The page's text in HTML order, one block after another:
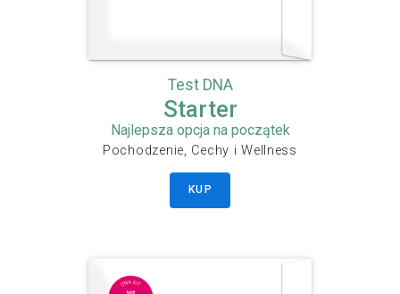
Test DNA
Starter
Najlepsza opcja na początek
Pochodzenie, Cechy i Wellness
KUP